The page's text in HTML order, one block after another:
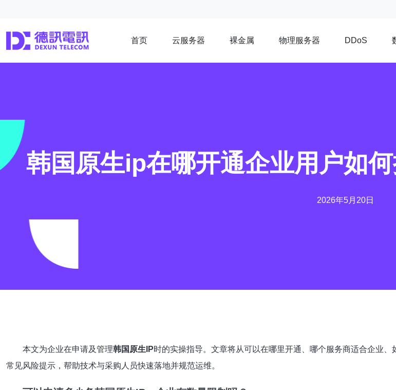
首页 云服务器 裸金属 物理服务器 DDoS
韩国原生ip在哪开通企业用户如
2026年5月20日
本文为企业在申请及管理韩国原生IP时的实操指导。文章将从可以在哪里开通、哪个服务商适合企业
常见风险提示，帮助技术与采购人员快速落地并规范运维。